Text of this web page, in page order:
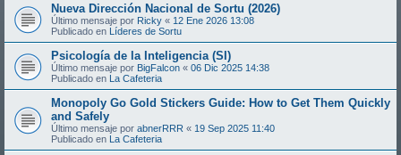
Nueva Dirección Nacional de Sortu (2026)
Último mensaje por Ricky « 12 Ene 2026 13:08
Publicado en Líderes de Sortu
Psicología de la Inteligencia (SI)
Último mensaje por BigFalcon « 06 Dic 2025 14:38
Publicado en La Cafeteria
Monopoly Go Gold Stickers Guide: How to Get Them Quickly
and Safely
Último mensaje por abnerRRR « 19 Sep 2025 11:40
Publicado en La Cafeteria